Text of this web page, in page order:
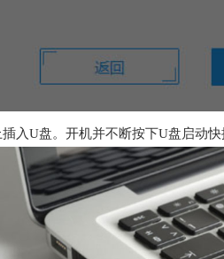
入U盘。开机并不断按下U盘启动快